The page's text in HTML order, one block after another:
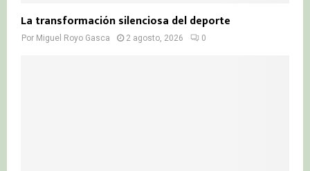
La transformación silenciosa del deporte
Por Miguel Royo Gasca 2 agosto, 2026 0